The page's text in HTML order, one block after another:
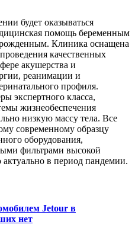
будет оказываться
помощь беременным
Клиника оснащена
качественных
акушерства и
реанимации и
профиля.
экспертного класса,
жизнеобеспечения
низкую массу тела. Все
современному образцу
оборудования,
фильтрами высокой
в период пандемии.
Jetour в
нет